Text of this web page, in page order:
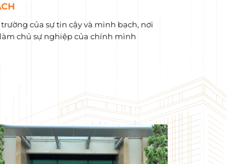
của sự tin cậy và minh bạch, nơi
chủ sự nghiệp của chính mình